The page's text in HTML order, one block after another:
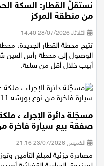
نستقلّ القطار: السكة
من منطقة المركز
الثلاثاء 28/07/2026 14:40
تتيح محطة القطار الجديدة،
أبيب خلال أقل من ساعة.
مسجّلة دائرة الإجراء ،
صفقة بيع سيارة فاخرة من نوع
الخميس 23/07/2026 21:16